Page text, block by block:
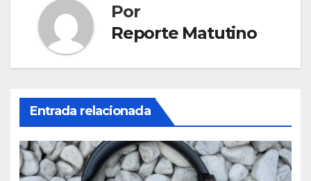
Por
Reporte Matutino
Entrada relacionada